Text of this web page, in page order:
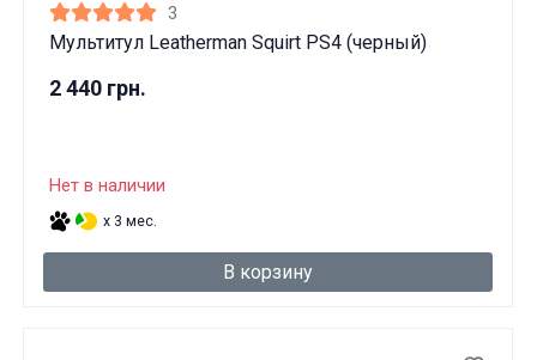
3
Мультитул Leatherman Squirt PS4 (черный)
2 440 грн.
Нет в наличии
x 3 мес.
В корзину